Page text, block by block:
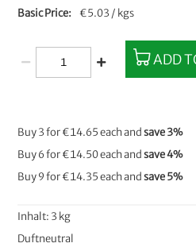
Inhalt: 3 kg
Duftneutral
Basic Price €5.03 / kgs
ADD
Buy 3 for€14.65 each andsave3%
Buy 6 for€14.50each andsave4%
Buy 9 for€14.35 each andsave5%